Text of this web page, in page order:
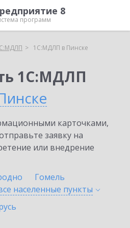
8
программ
1С:МДЛП в Пинске
1С:МДЛП
карточками,
заявку на
или внедрение
Гомель
населенные пункты